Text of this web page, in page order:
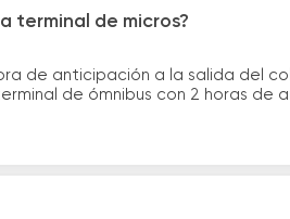
terminal de micros?
de anticipación a la salida del
de ómnibus con 2 horas de